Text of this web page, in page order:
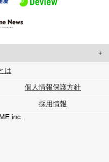
ーに合わせたコンテンツや広告の
トナーに提供しています。
パートナーに提供した他の情報や、
したときに収集した他の情報を組み
は
個人情報保護方針
採用情報
inc.